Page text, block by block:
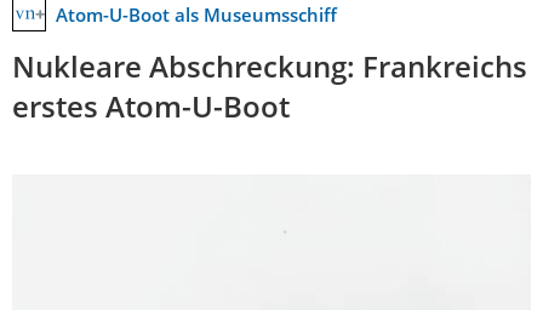
Atom-U-Boot als Museumsschiff
Nukleare Abschreckung: Frankreichs
erstes Atom-U-Boot